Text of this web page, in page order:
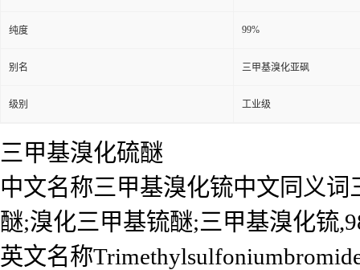
纯度 99%
别名 三甲基溴化亚砜
级别 工业级
三甲基溴化硫醚
中文名称三甲基溴化锍中文同义
醚;溴化三甲基锍醚;三甲基溴化锍
英文名称